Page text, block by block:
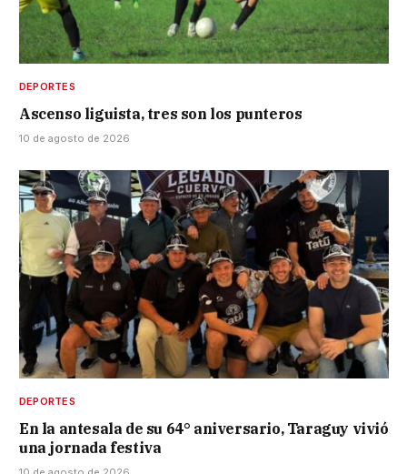
DEPORTES
Ascenso liguista, tres son los punteros
10 de agosto de 2026
DEPORTES
En la antesala de su 64° aniversario, Taraguy vivió
una jornada festiva